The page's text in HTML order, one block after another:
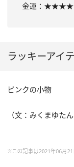
金運：
ラッキーアイ
ピンクの小物
（文：みくまゆた
※この記事は2021年06月